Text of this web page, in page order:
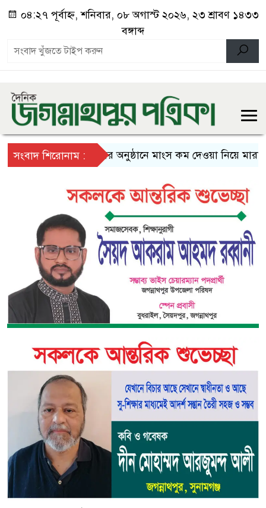
০৪:২৭ পূর্বাহ্ন, শনিবার, ০৮ অগাস্ট ২০২৬, ২৩ শ্রাবণ ১৪৩৩
বঙ্গাব্দ
সংবাদ শিরোনাম :বিয়ের অনুষ্ঠানে মাংস কম দেওয়া নিয়ে